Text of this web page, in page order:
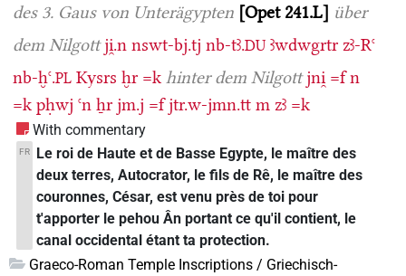
des 3. Gaus von Unterägypten Opet 241.L
über
dem Nilgott ji̯.n nswt-bj.tj nb-tꜣ.DU ꜣwdwgrtr zꜣ-Rꜥ
nb-ḫꜥ.PL Kysrs ḫr =k hinter dem Nilgott jni̯ =f n
=k pḥwj ꜥn ẖr jm.j =f jtr.w-jmn.tt m zꜣ =k
With commentary
FR
Le roi de Haute et de Basse Egypte, le maître des
deux terres, Autocrator, le fils de Rê, le maître des
couronnes, César, est venu près de toi pour
t'apporter le pehou Ân portant ce qu'il contient, le
canal occidental étant ta protection.
Graeco-Roman Temple Inscriptions / Griechisch-